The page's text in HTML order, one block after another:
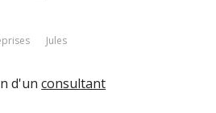
Jules
d'unconsultant